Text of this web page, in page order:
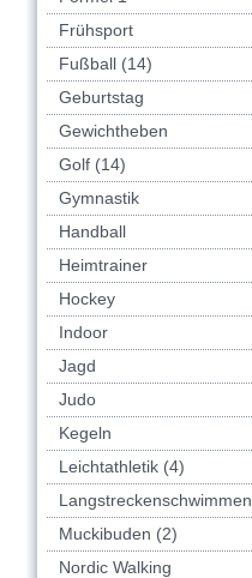
Frühsport
Fußball (14)
Geburtstag
Gewichtheben
Golf (14)
Gymnastik
Handball
Heimtrainer
Hockey
Indoor
Jagd
Judo
Kegeln
Leichtathletik (4)
Langstreckenschwimmen
Muckibuden (2)
Nordic Walking